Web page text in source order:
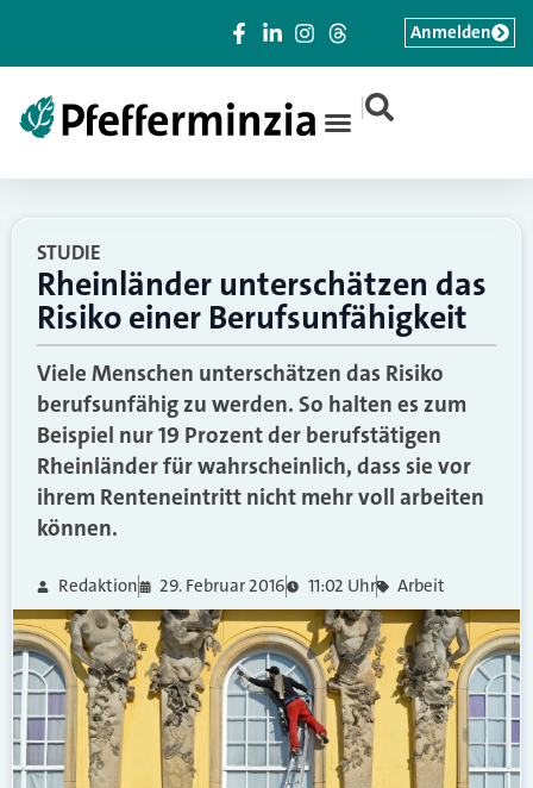
|
Anmelden
STUDIE
Rheinländer unterschätzen das
Risiko einer Berufsunfähigkeit
Viele Menschen unterschätzen das Risiko
berufsunfähig zu werden. So halten es zum
Beispiel nur 19 Prozent der berufstätigen
Rheinländer für wahrscheinlich, dass sie vor
ihrem Renteneintritt nicht mehr voll arbeiten
können.
Redaktion 29. Februar 2016 11:02 Uhr Arbeit